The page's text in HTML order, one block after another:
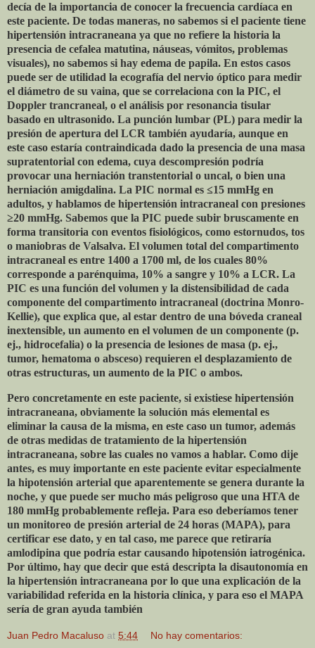
decía de la importancia de conocer la frecuencia cardíaca en
este paciente. De todas maneras, no sabemos si el paciente tiene
hipertensión intracraneana ya que no refiere la historia la
presencia de cefalea matutina, náuseas, vómitos, problemas
visuales), no sabemos si hay edema de papila. En estos casos
puede ser de utilidad la ecografía del nervio óptico para medir
el diámetro de su vaina, que se correlaciona con la PIC, el
Doppler trancraneal, o el análisis por resonancia tisular
basado en ultrasonido. La punción lumbar (PL) para medir la
presión de apertura del LCR también ayudaría, aunque en
este caso estaría contraindicada dado la presencia de una masa
supratentorial con edema, cuya descompresión podría
provocar una herniación transtentorial o uncal, o bien una
herniación amigdalina. La PIC normal es ≤15 mmHg en
adultos, y hablamos de hipertensión intracraneal con presiones
≥20 mmHg. Sabemos que la PIC puede subir bruscamente en
forma transitoria con eventos fisiológicos, como estornudos, tos
o maniobras de Valsalva. El volumen total del compartimento
intracraneal es entre 1400 a 1700 ml, de los cuales 80%
corresponde a parénquima, 10% a sangre y 10% a LCR. La
PIC es una función del volumen y la distensibilidad de cada
componente del compartimento intracraneal (doctrina Monro-
Kellie), que explica que, al estar dentro de una bóveda craneal
inextensible, un aumento en el volumen de un componente (p.
ej., hidrocefalia) o la presencia de lesiones de masa (p. ej.,
tumor, hematoma o absceso) requieren el desplazamiento de
otras estructuras, un aumento de la PIC o ambos.
Pero concretamente en este paciente, si existiese hipertensión
intracraneana, obviamente la solución más elemental es
eliminar la causa de la misma, en este caso un tumor, además
de otras medidas de tratamiento de la hipertensión
intracraneana, sobre las cuales no vamos a hablar. Como dije
antes, es muy importante en este paciente evitar especialmente
la hipotensión arterial que aparentemente se genera durante la
noche, y que puede ser mucho más peligroso que una HTA de
180 mmHg probablemente refleja. Para eso deberíamos tener
un monitoreo de presión arterial de 24 horas (MAPA), para
certificar ese dato, y en tal caso, me parece que retiraría
amlodipina que podría estar causando hipotensión iatrogénica.
Por último, hay que decir que está descripta la disautonomía en
la hipertensión intracraneana por lo que una explicación de la
variabilidad referida en la historia clínica, y para eso el MAPA
sería de gran ayuda también
Juan Pedro Macaluso at 5:44 No hay comentarios: